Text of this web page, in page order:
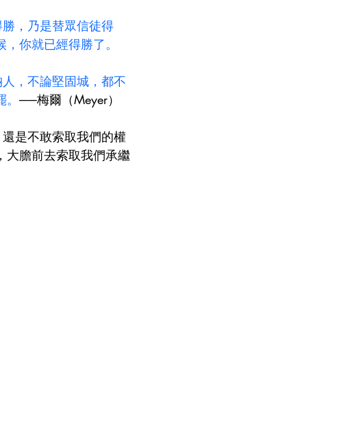
，乃是替眾信徒得
你就已經得勝了。
，不論堅固城，都不
。──梅爾（Meyer）
是不敢索取我們的權
大膽前去索取我們承繼